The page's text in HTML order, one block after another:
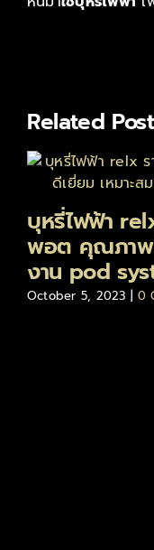
Related
บุหรี่ไฟฟ้า
พอต คุณภาพ
งาน pod
October 5, 2023 0